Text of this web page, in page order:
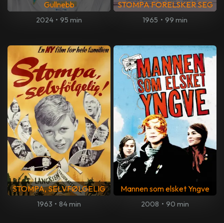
Gullnebb
2024 • 95 min
STOMPA FORELSKER SEG
1965 • 99 min
STOMPA, SELVFØLGELIG
1963 • 84 min
Mannen som elsket Yngve
2008 • 90 min